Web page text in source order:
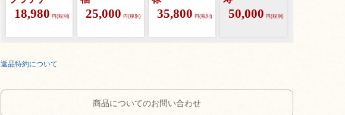
18,980 円(税別) 25,000 円(税別) 35,800 円(税別) 50,000 円(税別)
返品特約について
商品についてのお問い合わせ